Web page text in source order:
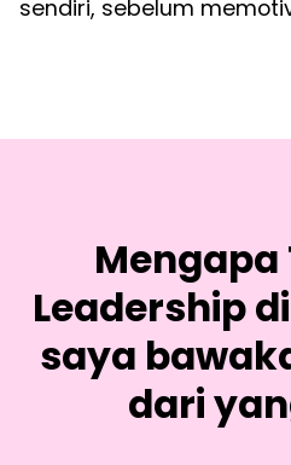
sendiri, sebelum
Leadership
saya
dari